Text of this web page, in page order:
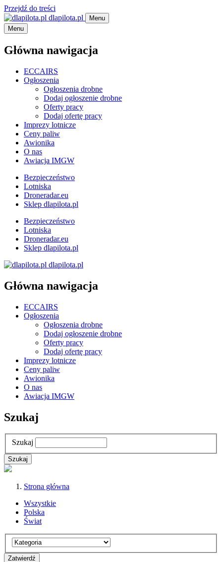
Przejdź do treści
dlapilota.pl
Menu
Menu
Główna nawigacja
ECCAIRS
Ogłoszenia
Ogłoszenia drobne
Dodaj ogłoszenie drobne
Oferty pracy
Dodaj ofertę pracy
Imprezy lotnicze
Ceny paliw
Awionika
O nas
Awiacja IMGW
Bezpieczeństwo
Lotniska
Droneradar.eu
Sklep dlapilota.pl
Bezpieczeństwo
Lotniska
Droneradar.eu
Sklep dlapilota.pl
dlapilota.pl
Główna nawigacja
ECCAIRS
Ogłoszenia
Ogłoszenia drobne
Dodaj ogłoszenie drobne
Oferty pracy
Dodaj ofertę pracy
Imprezy lotnicze
Ceny paliw
Awionika
O nas
Awiacja IMGW
Szukaj
Szukaj
Strona główna
Wszystkie
Polska
Świat